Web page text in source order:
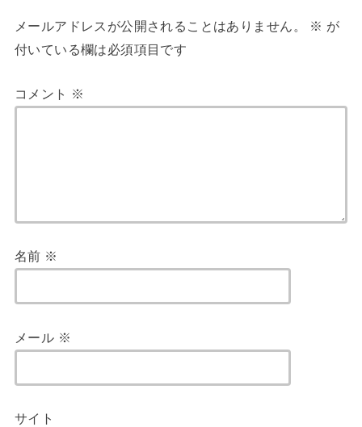
メールアドレスが公開されることはありません。 ※ が
付いている欄は必須項目です
コメント ※
名前 ※
メール ※
サイト